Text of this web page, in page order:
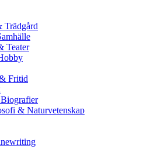
Trädgård
Teater
Fritid
& Naturvetenskap